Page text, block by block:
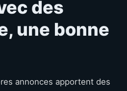
des
une bonne
annonces apportent des